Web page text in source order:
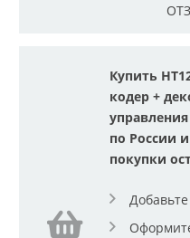
Купить
кодер +
по России
покупки